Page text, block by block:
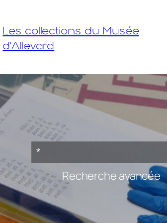
Les collections du Musée
d'Allevard
Recherche avancée